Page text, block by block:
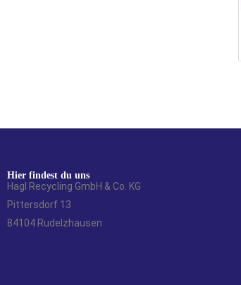
Hier findest du uns
Hagl Recycling GmbH & Co. KG
Pittersdorf 13
84104 Rudelzhausen